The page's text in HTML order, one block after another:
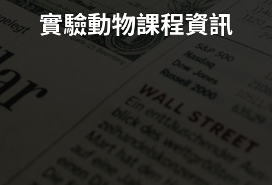
實驗動物課程資訊